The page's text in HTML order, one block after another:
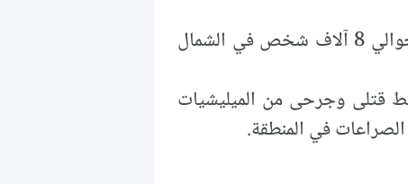
: نزح حوالي 8 آلاف شخص في الشمال
قتلى وجرحى من الميليشيات
في المنطقة.